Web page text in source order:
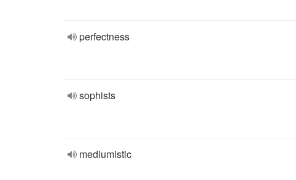
perfectness
sophists
mediumistic